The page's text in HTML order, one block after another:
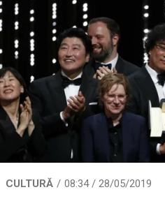
CULTURĂ 08:34 / 28/05/2019